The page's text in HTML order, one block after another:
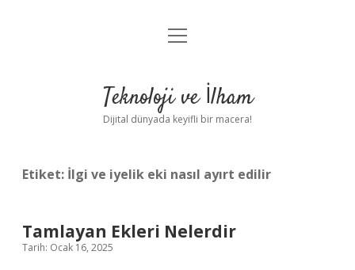
Anasayfa
Yasal Uyarı
menüyü
Teknoloji ve İlham
Dijital dünyada keyifli bir macera!
Etiket: İlgi ve iyelik eki nasıl ayırt edilir
Tamlayan Ekleri Nelerdir
Tarih: Ocak 16, 2025